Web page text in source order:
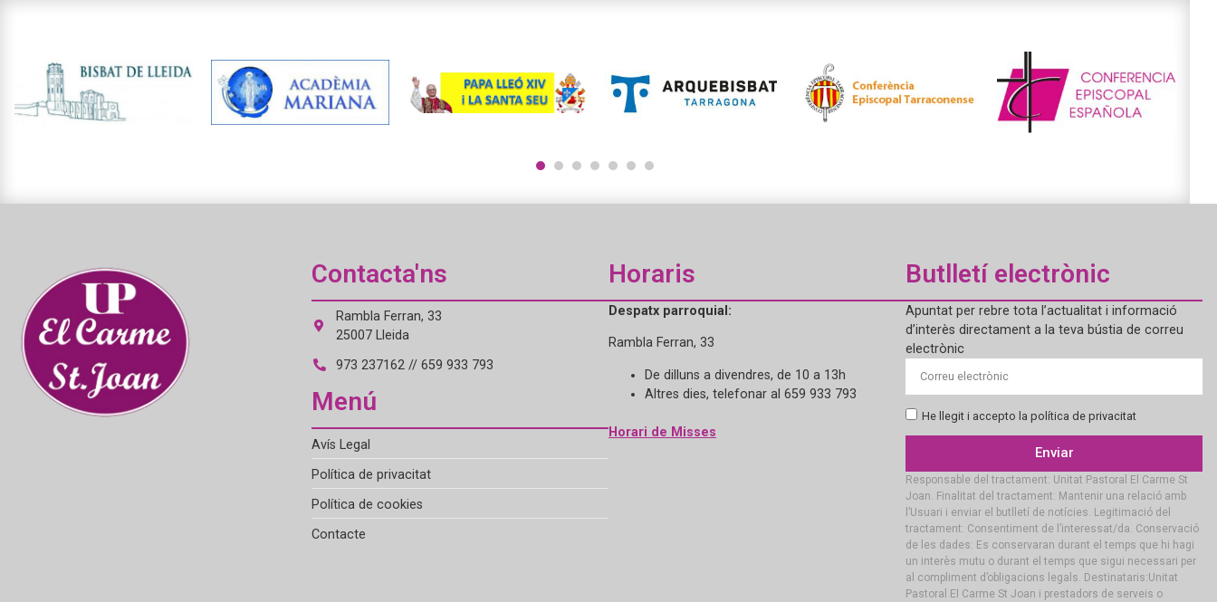
Contacta'ns
Rambla Ferran, 33
25007 Lleida
973 237162 // 659 933 793
Menú
Avís Legal
Política de privacitat
Política de cookies
Contacte
Horaris
Despatx parroquial:
Rambla Ferran, 33
De dilluns a divendres, de 10 a 13h
Altres dies, telefonar al 659 933 793
Horari de Misses
Butlletí electrònic
Apuntat per rebre tota l’actualitat i informació
d’interès directament a la teva bústia de correu
electrònic
He llegit i accepto la política de privacitat
Enviar
Responsable del tractament: Unitat Pastoral El Carme St
Joan. Finalitat del tractament: Mantenir una relació amb
l’Usuari i enviar el butlletí de notícies. Legitimació del
tractament: Consentiment de l’interessat/da. Conservació
de les dades: Es conservaran durant el temps que hi hagi
un interès mutu o durant el temps que sigui necessari per
al compliment d’obligacions legals. Destinataris:Unitat
Pastoral El Carme St Joan i prestadors de serveis o